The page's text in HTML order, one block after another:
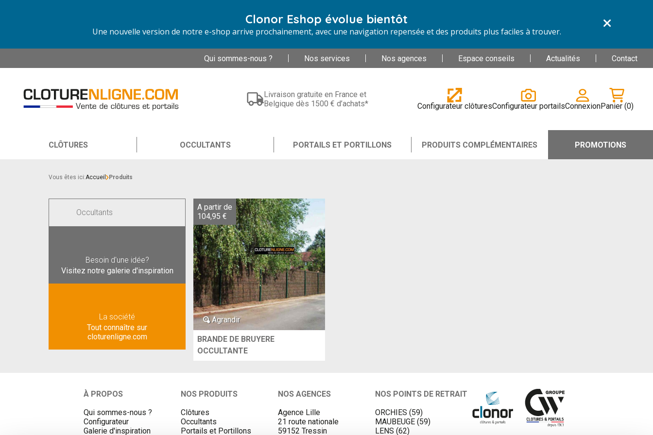
Clonor Eshop évolue bientôt
Une nouvelle version de notre e-shop arrive prochainement, avec une navigation repensée et des produits plus faciles à trouver.
Qui sommes-nous ? Nos services Nos agences Espace conseils Actualités Contact
Livraison gratuite en France et
Belgique dès 1500 € d’achats*
Configurateur clôturesConfigurateur portailsConnexionPanier (0)
CLÔTURES OCCULTANTS PORTAILS ET PORTILLONS PRODUITS COMPLÉMENTAIRES PROMOTIONS
Vous êtes ici:Accueil Produits
Occultants
Besoin d'une idée?
Visitez notre galerie d'inspiration
La société
Tout connaître sur
cloturenligne.com
Agrandir
BRANDE DE BRUYERE
OCCULTANTE
A partir de
104,95 €
À PROPOS
Qui sommes-nous ?
Configurateur
Galerie d'inspiration
NOS PRODUITS
Clôtures
Occultants
Portails et Portillons
NOS AGENCES
Agence Lille
21 route nationale
59152 Tressin
NOS POINTS DE RETRAIT
ORCHIES (59)
MAUBEUGE (59)
LENS (62)